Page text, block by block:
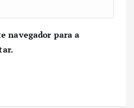
navegador para a